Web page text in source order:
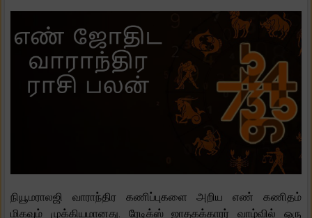
நியூமராலஜி வாராந்திர கணிப்புகளை அறிய எண் கணிதம்
மிகவும் முக்கியமானது. ரேடிக்ஸ் ஜாதகக்காரர் வாழ்வில் ஒரு